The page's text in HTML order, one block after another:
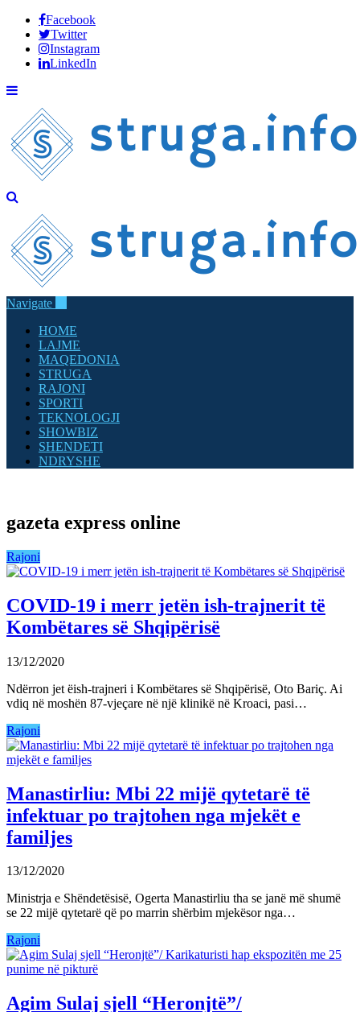
Facebook
Twitter
Instagram
LinkedIn
Navigate
HOME
LAJME
MAQEDONIA
STRUGA
RAJONI
SPORTI
TEKNOLOGJI
SHOWBIZ
SHENDETI
NDRYSHE
gazeta express online
Rajoni
COVID-19 i merr jetën ish-trajnerit të
Kombëtares së Shqipërisë
13/12/2020
Ndërron jet ëish-trajneri i Kombëtares së Shqipërisë, Oto Bariç. Ai
vdiq në moshën 87-vjeçare në një klinikë në Kroaci, pasi…
Rajoni
Manastirliu: Mbi 22 mijë qytetarë të
infektuar po trajtohen nga mjekët e
familjes
13/12/2020
Ministrja e Shëndetësisë, Ogerta Manastirliu tha se janë më shumë
se 22 mijë qytetarë që po marrin shërbim mjekësor nga…
Rajoni
Agim Sulaj sjell “Heronjtë”/